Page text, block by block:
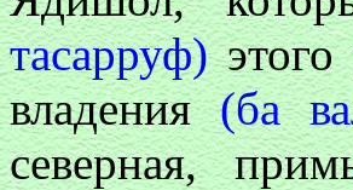
тасарруф)этого
владения(ба
северная,